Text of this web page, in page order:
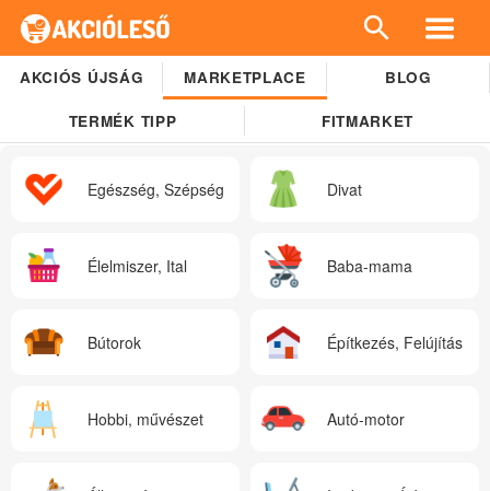
AKCIÓS ÚJSÁG MARKETPLACE BLOG
TERMÉK TIPP FITMARKET
Egészség, Szépség Divat
Élelmiszer, Ital Baba-mama
Bútorok Építkezés, Felújítás
Hobbi, művészet Autó-motor